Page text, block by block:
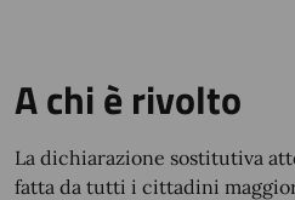
A chi è rivolto
La dichiarazione sostitutiva
fatta da tutti i cittadini